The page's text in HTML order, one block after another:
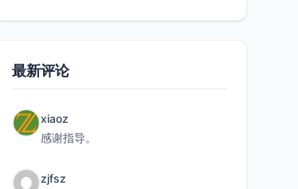
最新评论
xiaoz
感谢指导。
zjfsz